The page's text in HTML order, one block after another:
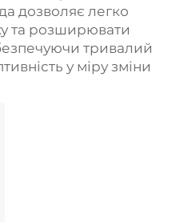
дозволяє легко
та розширювати
тривалий
у міру зміни